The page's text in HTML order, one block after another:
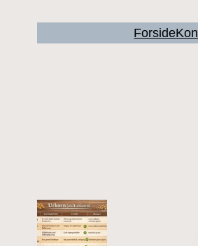
Forside